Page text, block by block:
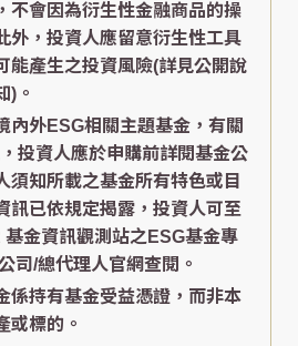
不會因為衍生性金融商品的操
外，投資人應留意衍生性工具
能產生之投資風險(詳見公開說
)。
內外ESG相關主題基金，有關
投資人應於申購前詳閱基金公
須知所載之基金所有特色或目
訊已依規定揭露，投資人可至
基金資訊觀測站之ESG基金專
司/總代理人官網查閱。
係持有基金受益憑證，而非本
或標的。